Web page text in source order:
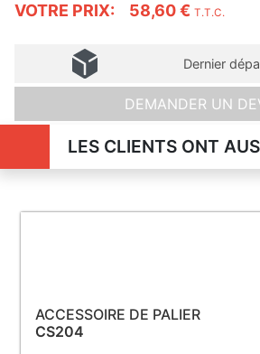
VOTRE PRIX: 58,60 € T.T.C.
Dernier
DEMANDER UN
LES CLIENTS ONT
ACCESSOIRE DE PALIER
CS204